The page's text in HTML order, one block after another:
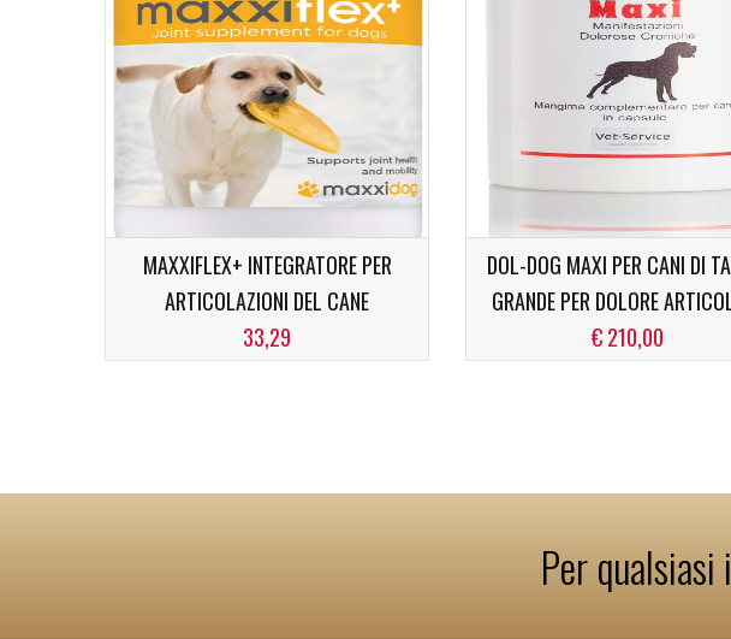
MAXXIFLEX+ INTEGRATORE PER
ARTICOLAZIONI DEL CANE
33,29
DOL-DOG MAXI PER CANI DI
GRANDE PER DOLORE
€ 210,00
Per